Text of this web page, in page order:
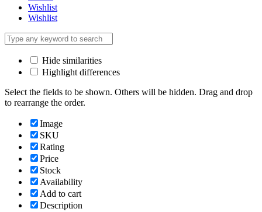
Wishlist
Wishlist
Hide similarities
Highlight differences
Select the fields to be shown. Others will be hidden. Drag and drop
to rearrange the order.
Image
SKU
Rating
Price
Stock
Availability
Add to cart
Description